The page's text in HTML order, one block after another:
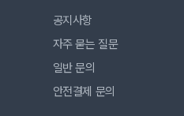
공지사항
자주 묻는 질문
일반 문의
안전결제 문의